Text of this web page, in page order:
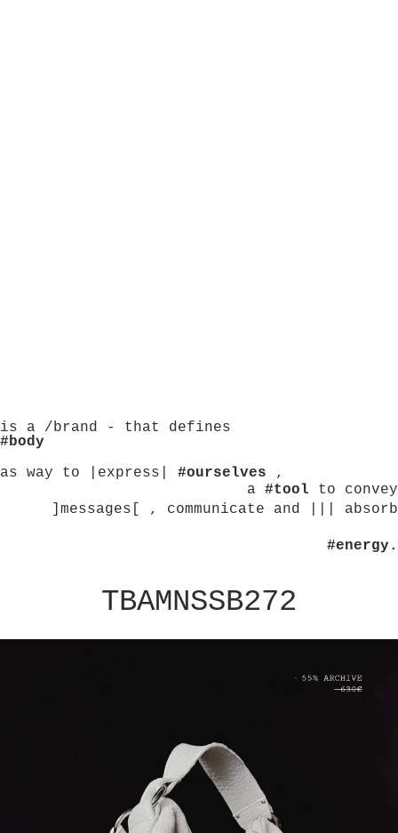
is a /brand - that defines
#body
as way to |express| #ourselves
,
a #tool to convey
]messages[ , communicate and ||| absorb
#energy.
TBAMNSSB272